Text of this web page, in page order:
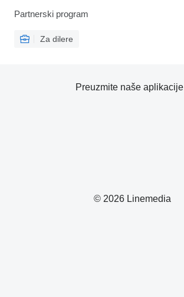
Partnerski program
Za dilere
© 2026 Linemedia
Preuzmite naše aplikacije